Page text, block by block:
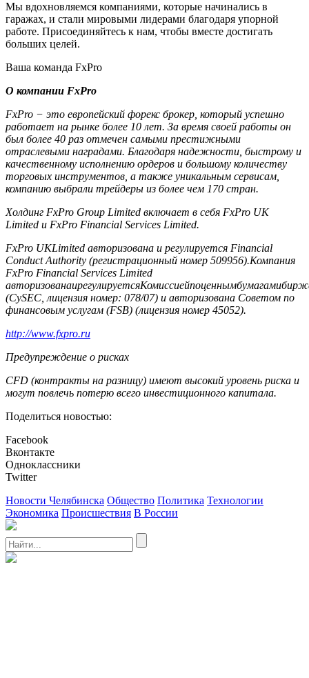
Мы вдохновляемся компаниями, которые начинались в
гаражах, и стали мировыми лидерами благодаря упорной
работе. Присоединяйтесь к нам, чтобы вместе достигать
больших целей.
Ваша команда FxPro
О компании FxPro
FxPro − это европейский форекс брокер, который успешно
работает на рынке более 10 лет. За время своей работы он
был более 40 раз отмечен самыми престижными
отраслевыми наградами. Благодаря надежности, быстрому и
качественному исполнению ордеров и большому количеству
торговых инструментов, а также уникальным сервисам,
компанию выбрали трейдеры из более чем 170 стран.
Холдинг FxPro Group Limited включает в себя FxPro UK
Limited и FxPro Financial Services Limited.
FxPro UKLimited авторизована и регулируется Financial
Conduct Authority (регистрационный номер 509956).Компания
FxPro Financial Services Limited
(CySEC, лицензия номер: 078/07) и авторизована Советом по
финансовым услугам (FSB) (лицензия номер 45052).
http://www.fxpro.ru
Предупреждение о рисках
CFD (контракты на разницу) имеют высокий уровень риска и
могут повлечь потерю всего инвестиционного капитала.
Поделиться новостью:
Facebook
Вконтакте
Одноклассники
Twitter
Новости Челябинска Общество Политика Технологии
Экономика Происшествия В России